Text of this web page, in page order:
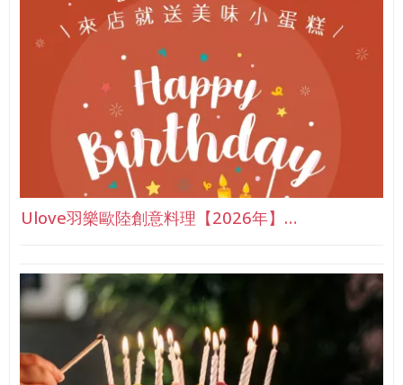
Ulove羽樂歐陸創意料理【2026年】…